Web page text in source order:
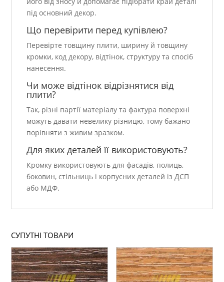
під основний декор.
Що перевірити перед купівлею?
Перевірте товщину плити, ширину й товщину
кромки, код декору, відтінок, структуру та спосіб
нанесення.
Чи може відтінок відрізнятися від
плити?
Так, різні партії матеріалу та фактура поверхні
можуть давати невелику різницю, тому бажано
порівняти з живим зразком.
Для яких деталей її використовують?
Кромку використовують для фасадів, полиць,
боковин, стільниць і корпусних деталей із ДСП
або МДФ.
СУПУТНІ ТОВАРИ